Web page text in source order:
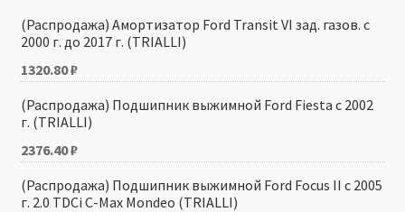
(Распродажа) Амортизатор Ford Transit VI зад. газов. с
2000 г. до 2017 г. (TRIALLI)
1320.80₽
(Распродажа) Подшипник выжимной Ford Fiesta с 2002
г. (TRIALLI)
2376.40₽
(Распродажа) Подшипник выжимной Ford Focus II с 2005
г. 2.0 TDCi C-Max Mondeo (TRIALLI)